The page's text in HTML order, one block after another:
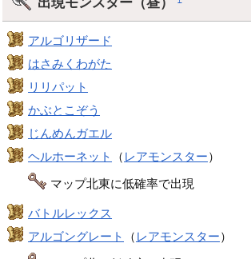
アルゴリザード
はさみくわがた
リリパット
かぶとこぞう
じんめんガエル
ヘルホーネット
（ レアモンスター）
マップ北東に低確率で出現
バトルレックス
アルゴングレート
（ レアモンスター）